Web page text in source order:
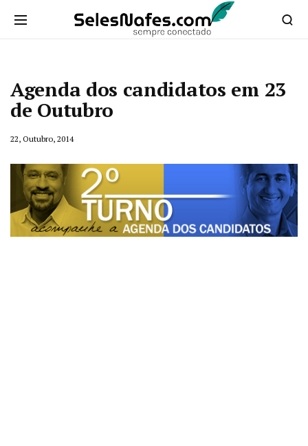
Agenda dos candidatos em 23
de Outubro
22, Outubro, 2014